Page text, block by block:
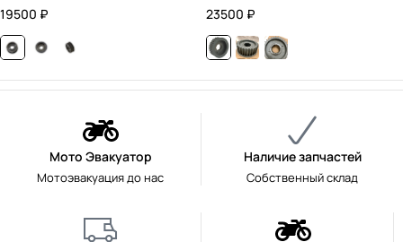
19500 ₽
23500 ₽
Мото Эвакуатор
Мотоэвакуация до нас
Наличие запчастей
Собственный склад